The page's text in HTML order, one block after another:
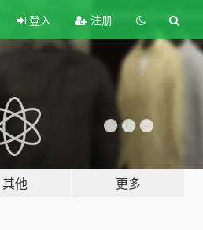
登入 注册
其他 更多